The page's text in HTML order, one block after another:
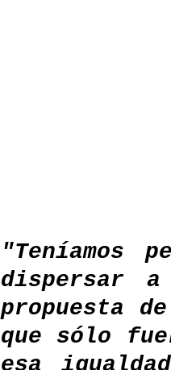
"Teníamos
dispersar
propuesta
que sólo